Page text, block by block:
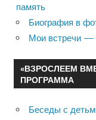
память
Биография в
Мои встречи —
«ВЗРОСЛЕЕМ
ПРОГРАММА
Беседы с